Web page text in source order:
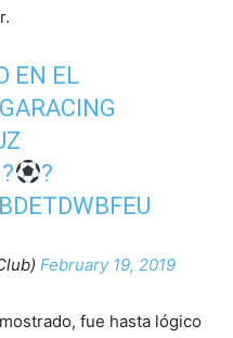
EN EL
?
?
February 19, 2019
fue hasta lógico